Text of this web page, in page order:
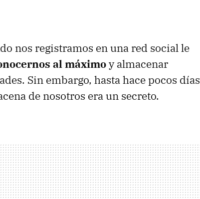
nos registramos en una red social le
al máximoy almacenar
Sin embargo, hasta hace pocos días
de nosotros era un secreto.